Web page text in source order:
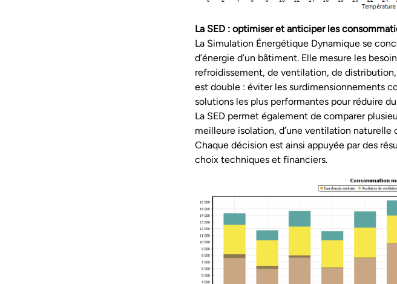
La SED : optimiser et anticiper les
La Simulation Énergétique Dynamique se
d’énergie d’un bâtiment. Elle mesure les
refroidissement, de ventilation, de
est double : éviter les surdimensionnements
solutions les plus performantes pour réduire
La SED permet également de comparer
meilleure isolation, d’une ventilation
Chaque décision est ainsi appuyée par des
choix techniques et financiers.